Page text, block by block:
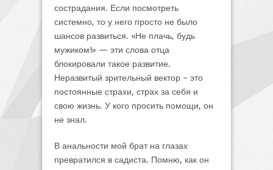
сострадания. Если посмотреть
системно, то у него просто не было
шансов развиться. «Не плачь, будь
мужиком!» — эти слова отца
блокировали такое развитие.
Неразвитый зрительный вектор – это
постоянные страхи, страх за себя и
свою жизнь. У кого просить помощи, он
не знал.
В анальности мой брат на глазах
превратился в садиста. Помню, как он